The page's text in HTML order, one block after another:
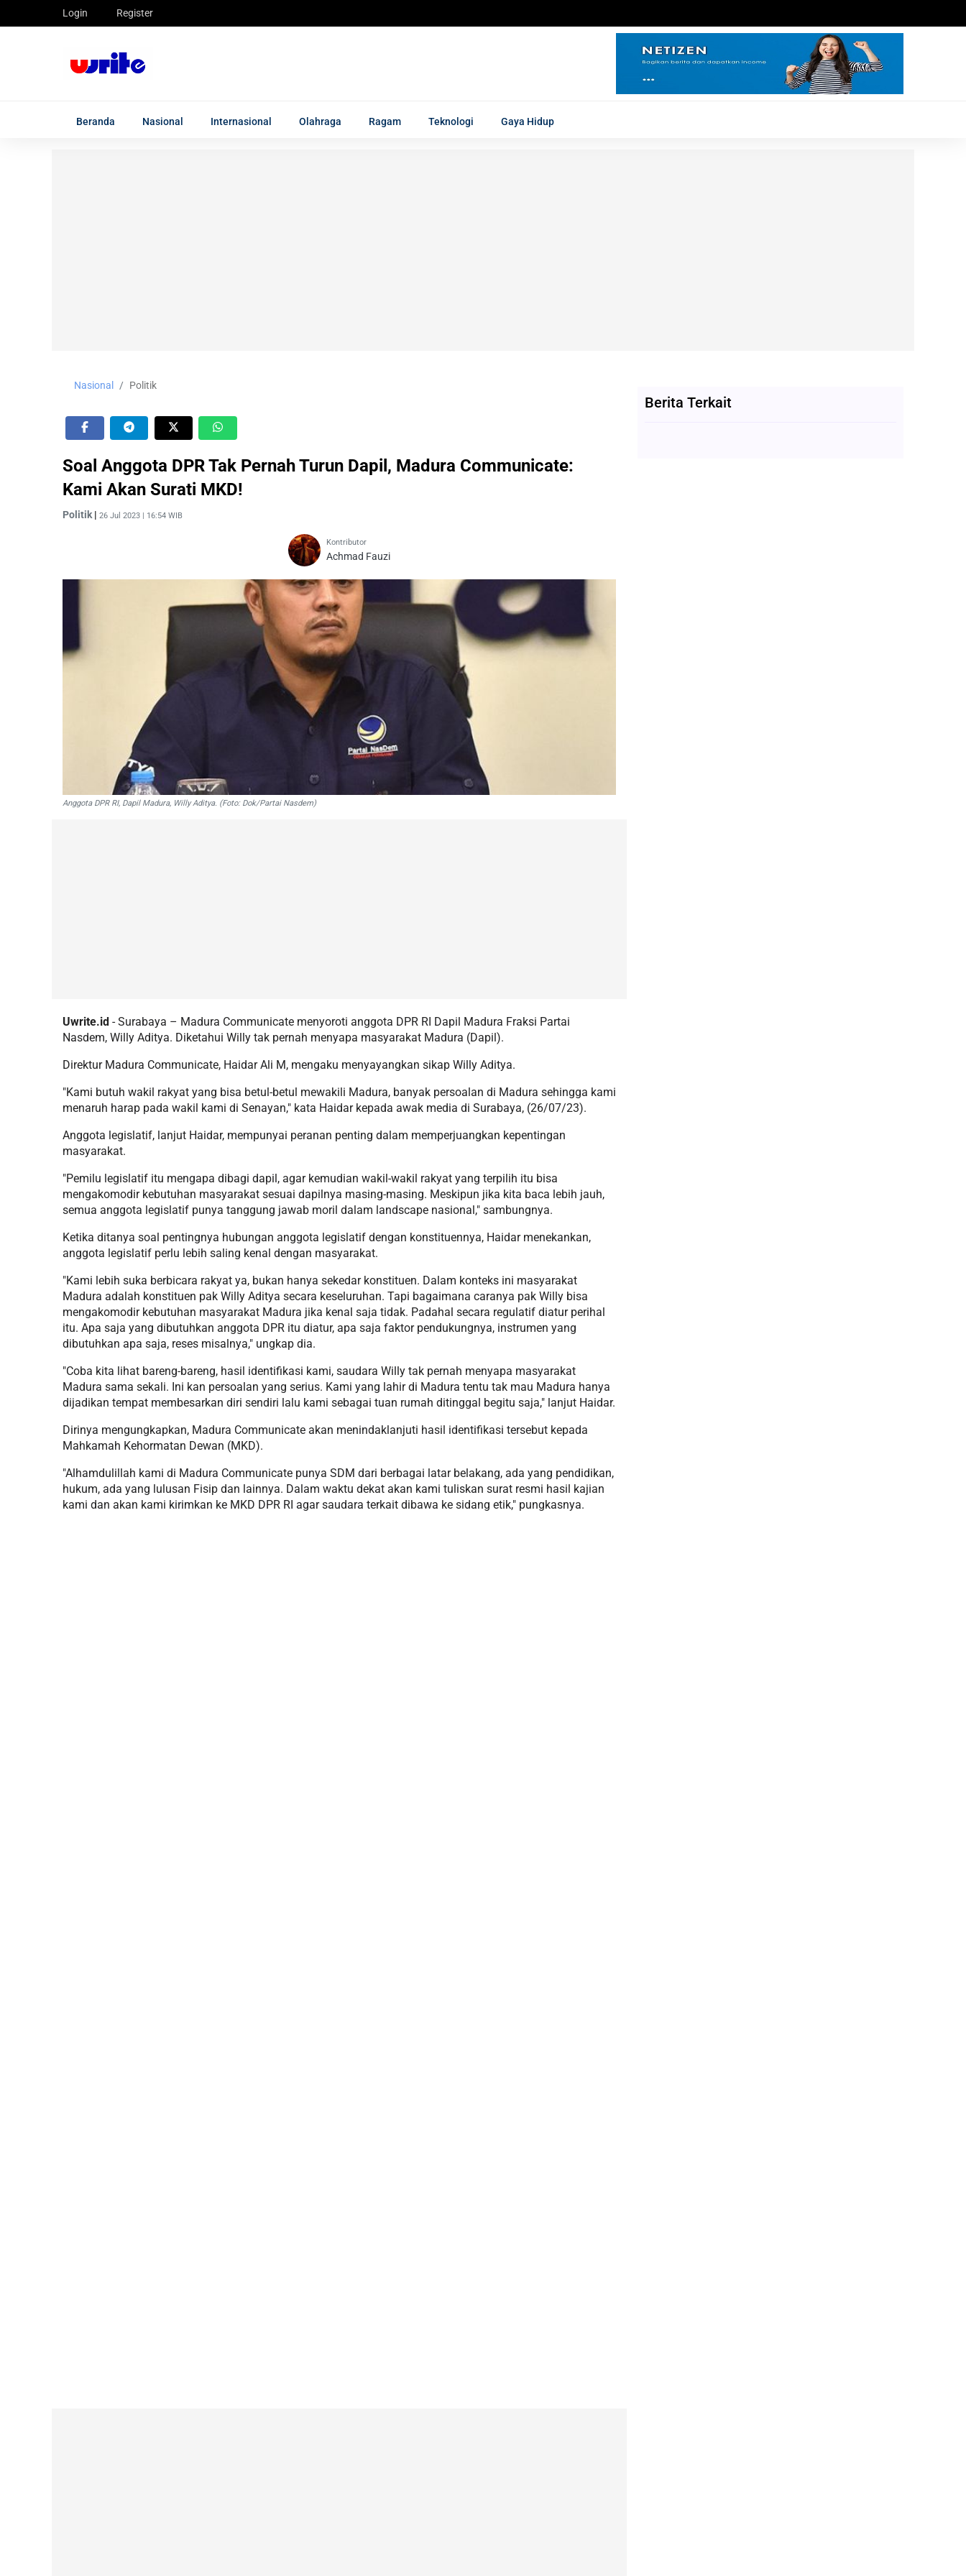
Login Register
Beranda Nasional Internasional Olahraga Ragam Teknologi Gaya Hidup
Nasional Politik
Soal Anggota DPR Tak Pernah Turun Dapil, Madura Communicate:
Kami Akan Surati MKD!
Politik | 26 Jul 2023 | 16:54 WIB
Kontributor
Achmad Fauzi
Anggota DPR RI, Dapil Madura, Willy Aditya. (Foto: Dok/Partai Nasdem)
Uwrite.id - Surabaya – Madura Communicate menyoroti anggota DPR RI Dapil Madura Fraksi Partai
Nasdem, Willy Aditya. Diketahui Willy tak pernah menyapa masyarakat Madura (Dapil).
Direktur Madura Communicate, Haidar Ali M, mengaku menyayangkan sikap Willy Aditya.
"Kami butuh wakil rakyat yang bisa betul-betul mewakili Madura, banyak persoalan di Madura sehingga kami
menaruh harap pada wakil kami di Senayan," kata Haidar kepada awak media di Surabaya, (26/07/23).
Anggota legislatif, lanjut Haidar, mempunyai peranan penting dalam memperjuangkan kepentingan
masyarakat.
"Pemilu legislatif itu mengapa dibagi dapil, agar kemudian wakil-wakil rakyat yang terpilih itu bisa
mengakomodir kebutuhan masyarakat sesuai dapilnya masing-masing. Meskipun jika kita baca lebih jauh,
semua anggota legislatif punya tanggung jawab moril dalam landscape nasional," sambungnya.
Ketika ditanya soal pentingnya hubungan anggota legislatif dengan konstituennya, Haidar menekankan,
anggota legislatif perlu lebih saling kenal dengan masyarakat.
"Kami lebih suka berbicara rakyat ya, bukan hanya sekedar konstituen. Dalam konteks ini masyarakat
Madura adalah konstituen pak Willy Aditya secara keseluruhan. Tapi bagaimana caranya pak Willy bisa
mengakomodir kebutuhan masyarakat Madura jika kenal saja tidak. Padahal secara regulatif diatur perihal
itu. Apa saja yang dibutuhkan anggota DPR itu diatur, apa saja faktor pendukungnya, instrumen yang
dibutuhkan apa saja, reses misalnya," ungkap dia.
"Coba kita lihat bareng-bareng, hasil identifikasi kami, saudara Willy tak pernah menyapa masyarakat
Madura sama sekali. Ini kan persoalan yang serius. Kami yang lahir di Madura tentu tak mau Madura hanya
dijadikan tempat membesarkan diri sendiri lalu kami sebagai tuan rumah ditinggal begitu saja," lanjut Haidar.
Dirinya mengungkapkan, Madura Communicate akan menindaklanjuti hasil identifikasi tersebut kepada
Mahkamah Kehormatan Dewan (MKD).
"Alhamdulillah kami di Madura Communicate punya SDM dari berbagai latar belakang, ada yang pendidikan,
hukum, ada yang lulusan Fisip dan lainnya. Dalam waktu dekat akan kami tuliskan surat resmi hasil kajian
kami dan akan kami kirimkan ke MKD DPR RI agar saudara terkait dibawa ke sidang etik," pungkasnya.
Berita Terkait